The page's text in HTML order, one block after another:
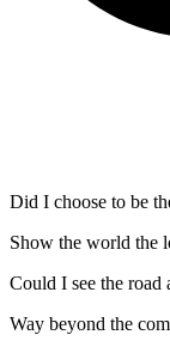
Did I choose to be
Show the world the
Could I see the road
Way beyond the